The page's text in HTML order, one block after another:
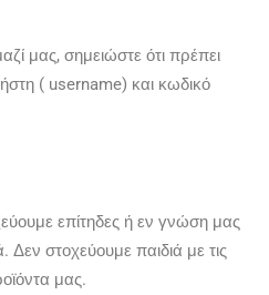
μας, σημειώστε ότι πρέπει
( username) και κωδικό
επίτηδες ή εν γνώση μας
Δεν στοχεύουμε παιδιά με τις
μας.